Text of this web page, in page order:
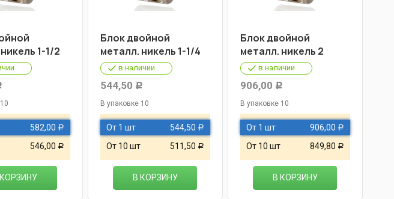
1-1/2
582,00 Р
546,00 Р
Блок двойной
металл. никель 1-1/4
в наличии
544,50 Р
В упаковке 10
От 1 шт 544,50 Р
От 10 шт 511,50 Р
В КОРЗИНУ
Блок двойной
металл. никель 2
в наличии
906,00 Р
В упаковке 10
От 1 шт 906,00 Р
От 10 шт 849,80 Р
В КОРЗИНУ